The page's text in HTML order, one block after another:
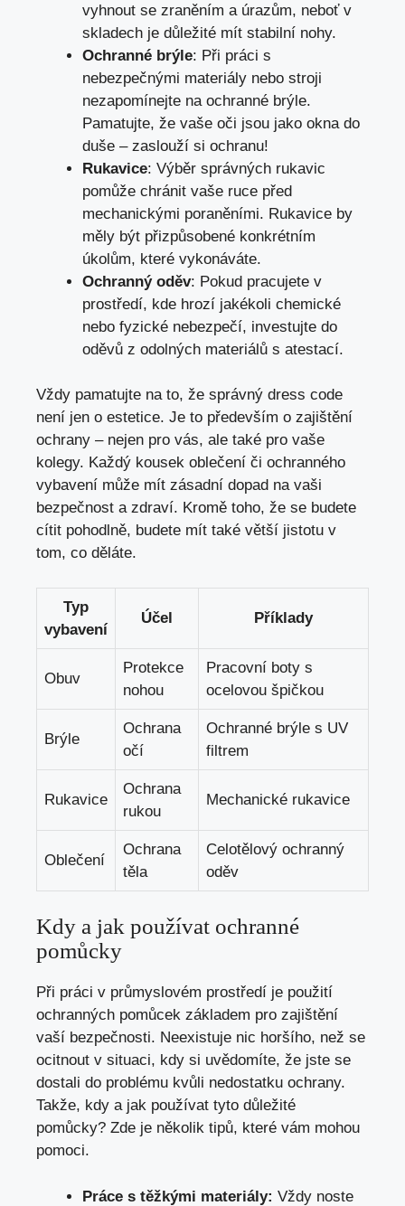
vyhnout se zraněním a úrazům, neboť v
skladech je důležité mít stabilní nohy.
Ochranné brýle: Při práci s
nebezpečnými materiály nebo stroji
nezapomínejte na ochranné brýle.
Pamatujte, že vaše oči jsou jako okna do
duše – zaslouží si ochranu!
Rukavice: Výběr správných rukavic
pomůže chránit vaše ruce před
mechanickými poraněními. Rukavice by
měly být přizpůsobené konkrétním
úkolům, které vykonáváte.
Ochranný oděv: Pokud pracujete v
prostředí, kde hrozí jakékoli chemické
nebo fyzické nebezpečí, investujte do
oděvů z odolných materiálů s atestací.
Vždy pamatujte na to, že správný dress code
není jen o estetice. Je to především o zajištění
ochrany – nejen pro vás, ale také pro vaše
kolegy. Každý kousek oblečení či ochranného
vybavení může mít zásadní dopad na vaši
bezpečnost a zdraví. Kromě toho, že se budete
cítit pohodlně, budete mít také větší jistotu v
tom, co děláte.
Typ
vybavení
Účel Příklady
Obuv
Protekce
nohou
Pracovní boty s
ocelovou špičkou
Brýle
Ochrana
očí
Ochranné brýle s UV
filtrem
Rukavice
Ochrana
rukou
Mechanické rukavice
Oblečení
Ochrana
těla
Celotělový ochranný
oděv
Kdy a jak používat ochranné
pomůcky
Při práci v průmyslovém prostředí je použití
ochranných pomůcek základem pro zajištění
vaší bezpečnosti. Neexistuje nic horšího, než se
ocitnout v situaci, kdy si uvědomíte, že jste se
dostali do problému kvůli nedostatku ochrany.
Takže, kdy a jak používat tyto důležité
pomůcky? Zde je několik tipů, které vám mohou
pomoci.
Práce s těžkými materiály: Vždy noste